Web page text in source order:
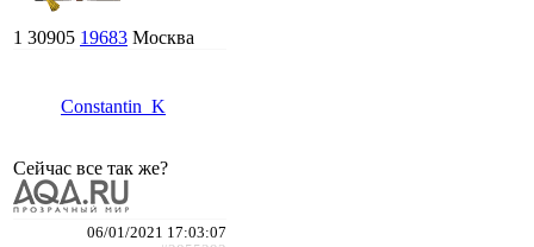
1 30905 19683 Москва
Constantin_K
Сейчас все так же?
06/01/2021 17:03:07